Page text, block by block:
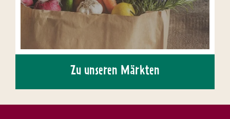
Zu unseren Märkten